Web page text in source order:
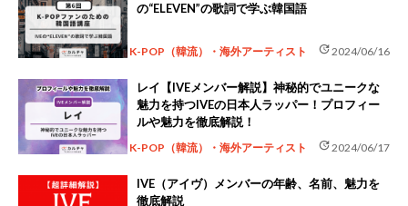
の“ELEVEN”の歌詞で学ぶ韓国語
K-POP（韓流）・海外アーティスト update2024/06/16
レイ【IVEメンバー解説】神秘的でユニークな
魅力を持つIVEの日本人ラッパー！プロフィー
ルや魅力を徹底解説！
K-POP（韓流）・海外アーティスト update2024/06/17
IVE（アイヴ）メンバーの年齢、名前、魅力を
徹底解説